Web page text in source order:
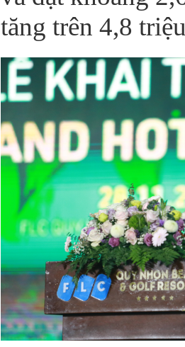
tăng trên 4,8